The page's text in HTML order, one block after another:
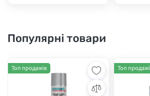
Популярні товари
Топ продажів Топ